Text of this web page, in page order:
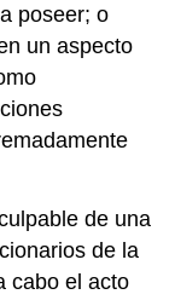
poseer; o
un aspecto
de una
de la
cabo el acto